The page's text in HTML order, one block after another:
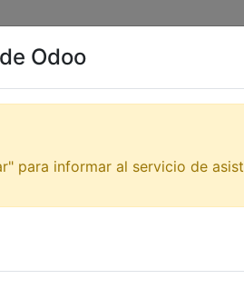
Tutoriales Contacto
Alternativas a
Arduino
Odoo
para informar al servicio de